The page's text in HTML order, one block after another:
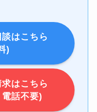
はこちら
)
はこちら
話不要)